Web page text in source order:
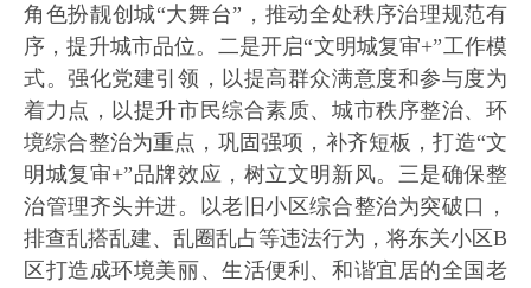
角色扮靓创城“大舞台”，推动全处秩序治理规范有
序，提升城市品位。二是开启“文明城复审+”工作模
式。强化党建引领，以提高群众满意度和参与度为
着力点，以提升市民综合素质、城市秩序整治、环
境综合整治为重点，巩固强项，补齐短板，打造“文
明城复审+”品牌效应，树立文明新风。三是确保整
治管理齐头并进。以老旧小区综合整治为突破口，
排查乱搭乱建、乱圈乱占等违法行为，将东关小区B
区打造成环境美丽、生活便利、和谐宜居的全国老